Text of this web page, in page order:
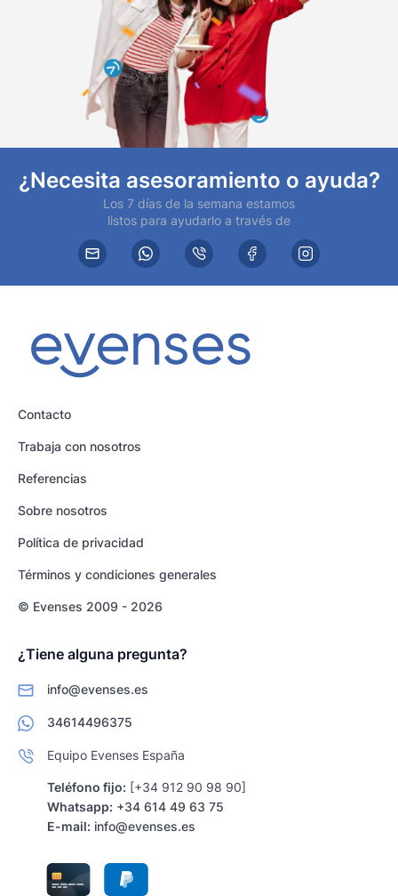
¿Necesita asesoramiento o ayuda?
Los 7 días de la semana estamos
listos para ayudarlo a través de
Contacto
Trabaja con nosotros
Referencias
Sobre nosotros
Política de privacidad
Términos y condiciones generales
© Evenses 2009 - 2026
¿Tiene alguna pregunta?
info@evenses.es
34614496375
Equipo Evenses España
Teléfono fijo: [+34 912 90 98 90]
Whatsapp: +34 614 49 63 75
E-mail: info@evenses.es